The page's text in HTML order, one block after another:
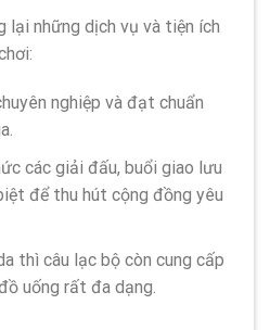
lại những dịch vụ và tiện ích
nghiệp và đạt chuẩn
các giải đấu, buổi giao lưu
để thu hút cộng đồng yêu
thì câu lạc bộ còn cung cấp
uống rất đa dạng.